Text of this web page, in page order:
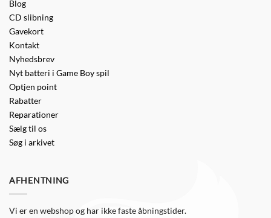
Blog
CD slibning
Gavekort
Kontakt
Nyhedsbrev
Nyt batteri i Game Boy spil
Optjen point
Rabatter
Reparationer
Sælg til os
Søg i arkivet
AFHENTNING
Vi er en webshop og har ikke faste åbningstider.